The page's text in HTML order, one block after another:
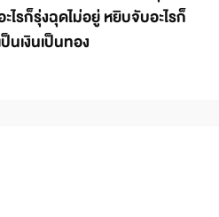
ะไรก็รุ่งฉุดไม่อยู่ หยิบจับอะไรก็
ป็นเงินเป็นทอง